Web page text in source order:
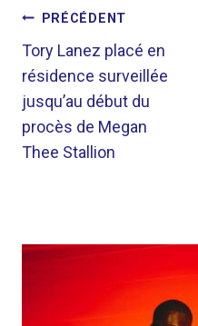
DE
L’ARTICLE
PRÉCÉDENT
Tory Lanez placé en
résidence surveillée
jusqu’au début du
procès de Megan
Thee Stallion